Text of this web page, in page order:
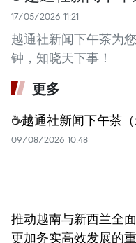
17/05/2026 11:21
越通社新闻下午茶为
钟，知晓天下事！
更多
☕️越通社新闻下午茶（
09/08/2026 10:48
推动越南与新西兰全
更加务实高效发展的